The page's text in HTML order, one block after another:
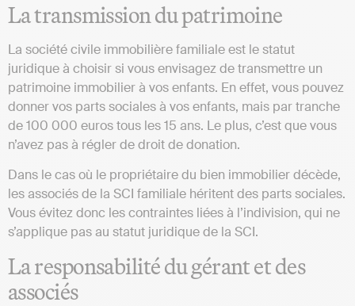
La transmission du patrimoine
La société civile immobilière familiale est le statut
juridique à choisir si vous envisagez de transmettre un
patrimoine immobilier à vos enfants. En effet, vous pouvez
donner vos parts sociales à vos enfants, mais par tranche
de 100 000 euros tous les 15 ans. Le plus, c’est que vous
n’avez pas à régler de droit de donation.
Dans le cas où le propriétaire du bien immobilier décède,
les associés de la SCI familiale héritent des parts sociales.
Vous évitez donc les contraintes liées à l’indivision, qui ne
s’applique pas au statut juridique de la SCI.
La responsabilité du gérant et des
associés